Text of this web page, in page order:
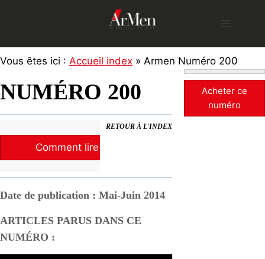
Vous êtes ici : Accueil index » Armen Numéro 200
NUMÉRO 200
RETOUR À L'INDEX
Comment lire la revue ?
Date de publication : Mai-Juin 2014
ARTICLES PARUS DANS CE
NUMÉRO :
Acheter ce
numéro